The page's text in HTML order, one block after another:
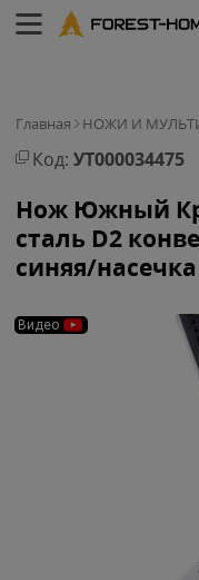
Главная НОЖИ И
Код: УТ000034475
Нож Южный
сталь D2
синяя/насечка
Видео